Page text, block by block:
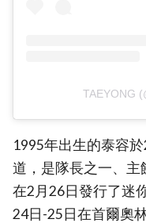
TAEYONG
1995年出生的泰容
道，是隊長之一、主
在2月26日發行了迷
24日-25日在首爾奧